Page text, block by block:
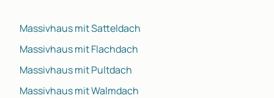
Massivhaus mit Satteldach
Massivhaus mit Flachdach
Massivhaus mit Pultdach
Massivhaus mit Walmdach